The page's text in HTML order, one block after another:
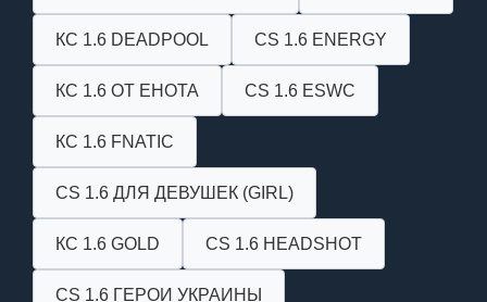
КС 1.6 DEADPOOL CS 1.6 ENERGY
КС 1.6 ОТ ЕНОТА CS 1.6 ESWC
КС 1.6 FNATIC
CS 1.6 ДЛЯ ДЕВУШЕК (GIRL)
КС 1.6 GOLD CS 1.6 HEADSHOT
CS 1.6 ГЕРОИ УКРАИНЫ